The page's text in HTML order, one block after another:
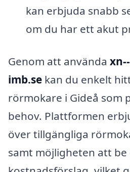
kan erbjuda snabb
om du har ett akut
Genom att använda
imb.se kan du enkelt
rörmokare i Gideå som
behov. Plattformen
över tillgängliga
samt möjligheten att be